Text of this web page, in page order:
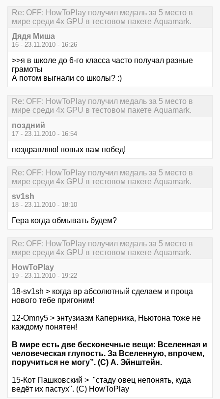
Re: OFF: HowToPlay получил медаль за 5 место в
мире среди 4х GPU в тестовом пакете Aquamark.
Дядя Миша
16 - 23.11.2010 - 16:26
>>я в школе до 6-го класса часто получал разные
грамоты
А потом выгнали со школы? :)
Re: OFF: HowToPlay получил медаль за 5 место в
мире среди 4х GPU в тестовом пакете Aquamark.
поздний
17 - 23.11.2010 - 16:54
поздравляю! новых вам побед!
Re: OFF: HowToPlay получил медаль за 5 место в
мире среди 4х GPU в тестовом пакете Aquamark.
sv1sh
18 - 23.11.2010 - 18:10
Гера когда обмывать будем?
Re: OFF: HowToPlay получил медаль за 5 место в
мире среди 4х GPU в тестовом пакете Aquamark.
HowToPlay
19 - 23.11.2010 - 19:22
18-sv1sh > когда вр абсолютный сделаем и проца
нового тебе пригоним!
12-Omny5 > энтузиазм Каперника, Ньютона тоже не
каждому понятен!
В мире есть две бесконечные вещи: Вселенная и
человеческая глупость. За Вселенную, впрочем,
поручиться не могу”. (С) А. Эйнштейн.
15-Кот Пашковский > "стаду овец непонять, куда
ведёт их пастух". (С) HowToPlay